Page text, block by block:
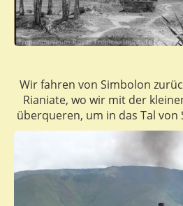
Wir fahren von Simbolon
Rianiate, wo wir mit der
überqueren, um in das Tal von